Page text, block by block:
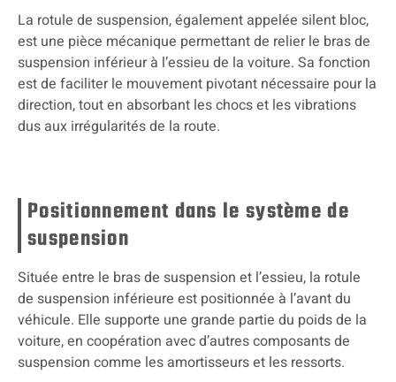
La rotule de suspension, également appelée silent bloc,
est une pièce mécanique permettant de relier le bras de
suspension inférieur à l’essieu de la voiture. Sa fonction
est de faciliter le mouvement pivotant nécessaire pour la
direction, tout en absorbant les chocs et les vibrations
dus aux irrégularités de la route.
Positionnement dans le système de
suspension
Située entre le bras de suspension et l’essieu, la rotule
de suspension inférieure est positionnée à l’avant du
véhicule. Elle supporte une grande partie du poids de la
voiture, en coopération avec d’autres composants de
suspension comme les amortisseurs et les ressorts.